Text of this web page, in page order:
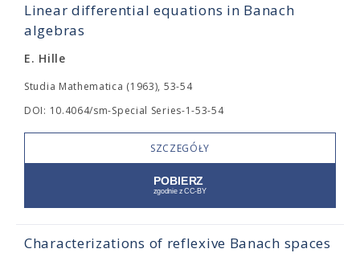
Linear differential equations in Banach
algebras
E. Hille
Studia Mathematica (1963), 53-54
DOI: 10.4064/sm-Special Series-1-53-54
SZCZEGÓŁY
Characterizations of reflexive Banach spaces